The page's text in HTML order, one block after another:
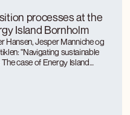
processes at the
Island Bornholm
Hansen, Jesper Manniche og
"Navigating sustainable
case of Energy Island